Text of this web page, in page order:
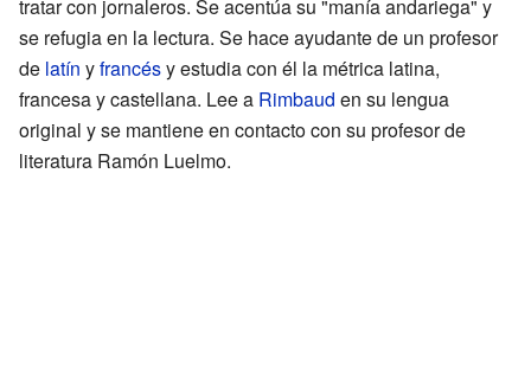
tratar con jornaleros. Se acentúa su "manía andariega" y
se refugia en la lectura. Se hace ayudante de un profesor
de latín yfrancésy estudia con él la métrica latina,
francesa y castellana. Lee a Rimbaud en su lengua
original y se mantiene en contacto con su profesor de
literatura Ramón Luelmo.